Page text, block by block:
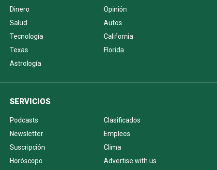
Dinero
Opinión
Salud
Autos
Tecnología
California
Texas
Florida
Astrología
SERVICIOS
Podcasts
Clasificados
Newsletter
Empleos
Suscripción
Clima
Horóscopo
Advertise with us